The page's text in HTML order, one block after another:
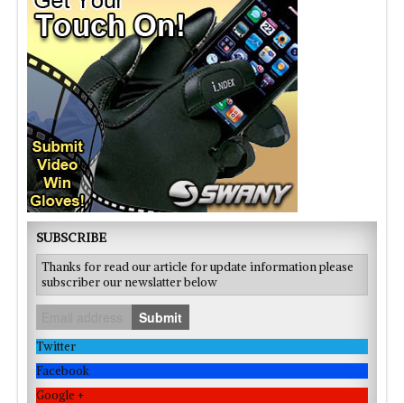
SUBSCRIBE
Thanks for read our article for update information please
subscriber our newslatter below
Submit
Twitter
Facebook
Google +